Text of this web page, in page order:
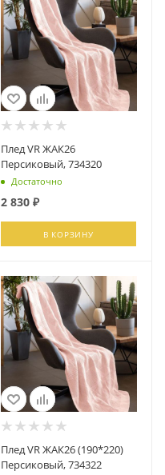
Плед VR ЖАК26
Персиковый, 734320
Достаточно
2 830₽
В КОРЗИНУ
Плед VR ЖАК26 (190*220)
Персиковый, 734322